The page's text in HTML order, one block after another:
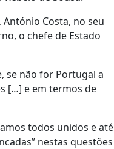
Costa, no seu
o chefe de Estado
se não for Portugal a
[…] e em termos de
todos unidos e até
nestas questões